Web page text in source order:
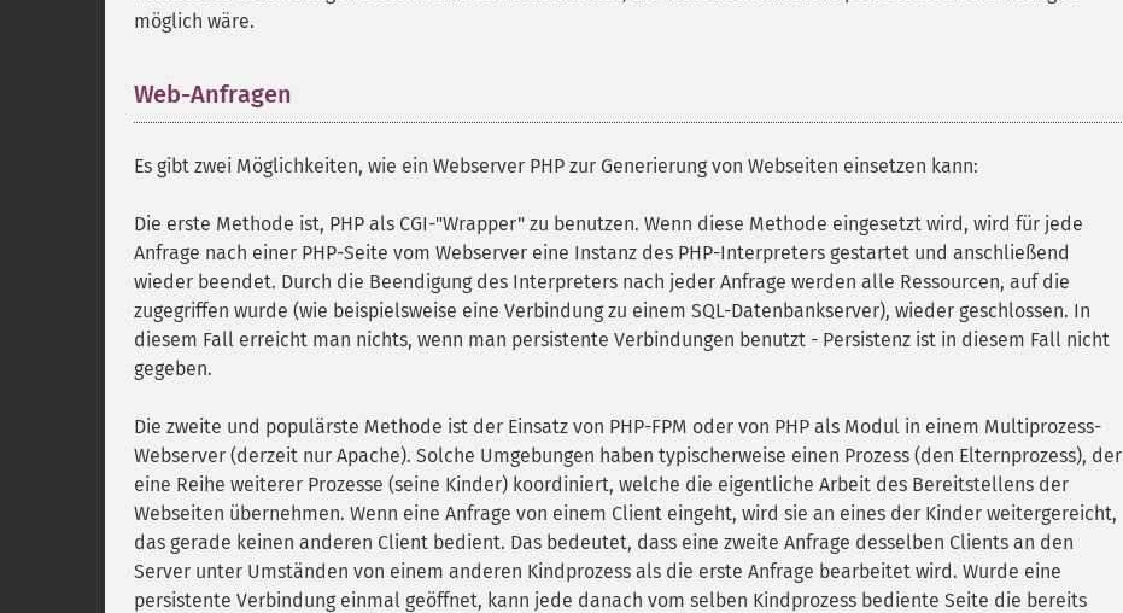
möglich wäre.
Web-Anfragen
Es gibt zwei Möglichkeiten, wie ein Webserver PHP zur Generierung von Webseiten einsetzen kann:
Die erste Methode ist, PHP als CGI-"Wrapper" zu benutzen. Wenn diese Methode eingesetzt wird, wird für jede
Anfrage nach einer PHP-Seite vom Webserver eine Instanz des PHP-Interpreters gestartet und anschließend
wieder beendet. Durch die Beendigung des Interpreters nach jeder Anfrage werden alle Ressourcen, auf die
zugegriffen wurde (wie beispielsweise eine Verbindung zu einem SQL-Datenbankserver), wieder geschlossen. In
diesem Fall erreicht man nichts, wenn man persistente Verbindungen benutzt - Persistenz ist in diesem Fall nicht
gegeben.
Die zweite und populärste Methode ist der Einsatz von PHP-FPM oder von PHP als Modul in einem Multiprozess-
Webserver (derzeit nur Apache). Solche Umgebungen haben typischerweise einen Prozess (den Elternprozess), der
eine Reihe weiterer Prozesse (seine Kinder) koordiniert, welche die eigentliche Arbeit des Bereitstellens der
Webseiten übernehmen. Wenn eine Anfrage von einem Client eingeht, wird sie an eines der Kinder weitergereicht,
das gerade keinen anderen Client bedient. Das bedeutet, dass eine zweite Anfrage desselben Clients an den
Server unter Umständen von einem anderen Kindprozess als die erste Anfrage bearbeitet wird. Wurde eine
persistente Verbindung einmal geöffnet, kann jede danach vom selben Kindprozess bediente Seite die bereits